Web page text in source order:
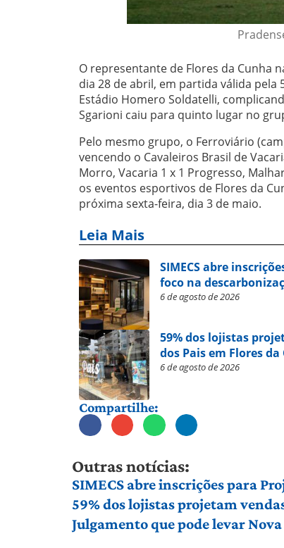
O representante de Flores da Cunha
dia 28 de abril, em partida válida pela
Estádio Homero Soldatelli,
Sgarioni caiu para quinto lugar no
Pelo mesmo grupo, o Ferroviário
vencendo o Cavaleiros Brasil de
Morro, Vacaria 1 x 1 Progresso,
os eventos esportivos de Flores da
próxima sexta-feira, dia 3 de maio.
Leia Mais
SIMECS abre
foco na
6 de agosto de 2026
59% dos lojistas
dos Pais em Flores da
6 de agosto de 2026
Compartilhe:
Outras notícias:
SIMECS abre inscrições para
59% dos lojistas projetam
Julgamento que pode levar